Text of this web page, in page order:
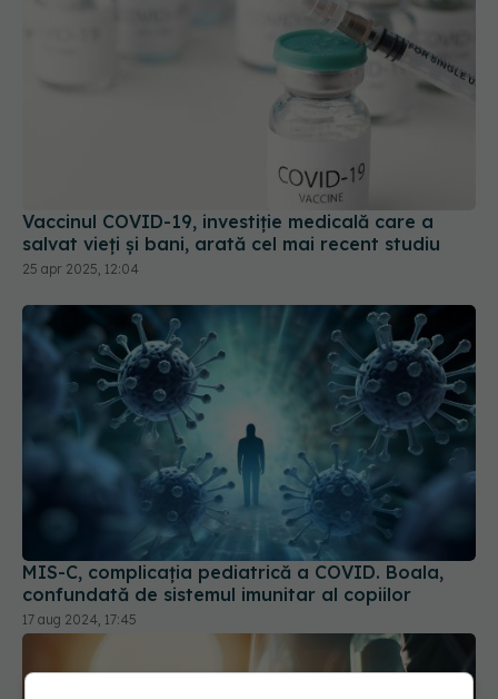
Vaccinul COVID-19, investiție medicală care a
salvat vieți și bani, arată cel mai recent studiu
25 apr 2025, 12:04
MIS-C, complicația pediatrică a COVID. Boala,
confundată de sistemul imunitar al copiilor
17 aug 2024, 17:45